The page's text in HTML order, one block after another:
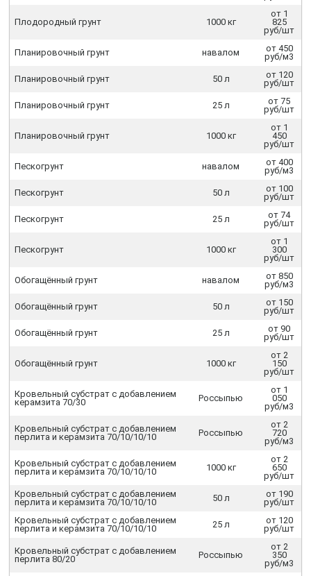
Плодородный грунт 1000 кг
от 1
825
руб/шт
Планировочный грунт навалом
от 450
руб/м3
Планировочный грунт 50 л
от 120
руб/шт
Планировочный грунт 25 л
от 75
руб/шт
Планировочный грунт 1000 кг
от 1
450
руб/шт
Пескогрунт навалом
от 400
руб/м3
Пескогрунт 50 л
от 100
руб/шт
Пескогрунт 25 л
от 74
руб/шт
Пескогрунт 1000 кг
от 1
300
руб/шт
Обогащённый грунт навалом
от 850
руб/м3
Обогащённый грунт 50 л
от 150
руб/шт
Обогащённый грунт 25 л
от 90
руб/шт
Обогащённый грунт 1000 кг
от 2
150
руб/шт
Кровельный субстрат с добавлением
керамзита 70/30
Россыпью
от 1
050
руб/м3
Кровельный субстрат с добавлением
перлита и керамзита 70/10/10/10
Россыпью
от 2
720
руб/м3
Кровельный субстрат с добавлением
перлита и керамзита 70/10/10/10
1000 кг
от 2
650
руб/шт
Кровельный субстрат с добавлением
перлита и керамзита 70/10/10/10
50 л
от 190
руб/шт
Кровельный субстрат с добавлением
перлита и керамзита 70/10/10/10
25 л
от 120
руб/шт
Кровельный субстрат с добавлением
перлита 80/20
Россыпью
от 2
350
руб/м3